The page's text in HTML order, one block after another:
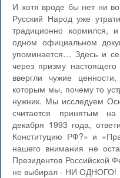
И хотя вроде бы нет ни
Русский Народ уже
традиционно
одном официальном
упоминается… Здесь и
через призму
ввергли чужие
которым мы, почему то
нужник. Мы исследуем
считается принятым
декабря 1993 года,
Конституцию РФ?» и
нашего внимания не
Президентов Российской
не выбирал - НИ ОДНОГО!